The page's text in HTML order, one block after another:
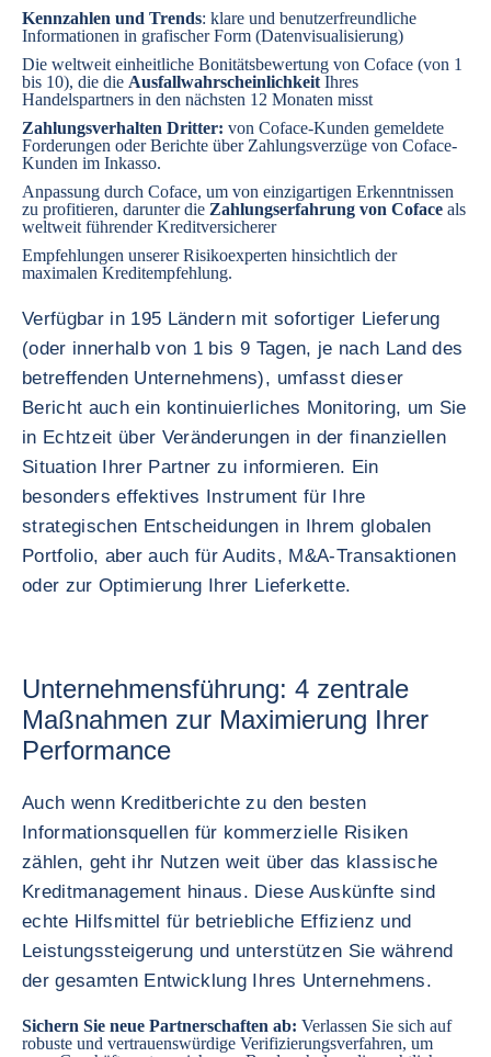
Kennzahlen und Trends: klare und benutzerfreundliche
Informationen in grafischer Form (Datenvisualisierung)
Die weltweit einheitliche Bonitätsbewertung von Coface (von 1
bis 10), die die Ausfallwahrscheinlichkeit Ihres
Handelspartners in den nächsten 12 Monaten misst
Zahlungsverhalten Dritter: von Coface-Kunden gemeldete
Forderungen oder Berichte über Zahlungsverzüge von Coface-
Kunden im Inkasso.
Anpassung durch Coface, um von einzigartigen Erkenntnissen
zu profitieren, darunter die Zahlungserfahrung von Coface als
weltweit führender Kreditversicherer
Empfehlungen unserer Risikoexperten hinsichtlich der
maximalen Kreditempfehlung.
Verfügbar in 195 Ländern mit sofortiger Lieferung
(oder innerhalb von 1 bis 9 Tagen, je nach Land des
betreffenden Unternehmens), umfasst dieser
Bericht auch ein kontinuierliches Monitoring, um Sie
in Echtzeit über Veränderungen in der finanziellen
Situation Ihrer Partner zu informieren. Ein
besonders effektives Instrument für Ihre
strategischen Entscheidungen in Ihrem globalen
Portfolio, aber auch für Audits, M&A-Transaktionen
oder zur Optimierung Ihrer Lieferkette.
Unternehmensführung: 4 zentrale
Maßnahmen zur Maximierung Ihrer
Performance
Auch wenn Kreditberichte zu den besten
Informationsquellen für kommerzielle Risiken
zählen, geht ihr Nutzen weit über das klassische
Kreditmanagement hinaus. Diese Auskünfte sind
echte Hilfsmittel für betriebliche Effizienz und
Leistungssteigerung und unterstützen Sie während
der gesamten Entwicklung Ihres Unternehmens.
Sichern Sie neue Partnerschaften ab: Verlassen Sie sich auf
robuste und vertrauenswürdige Verifizierungsverfahren, um